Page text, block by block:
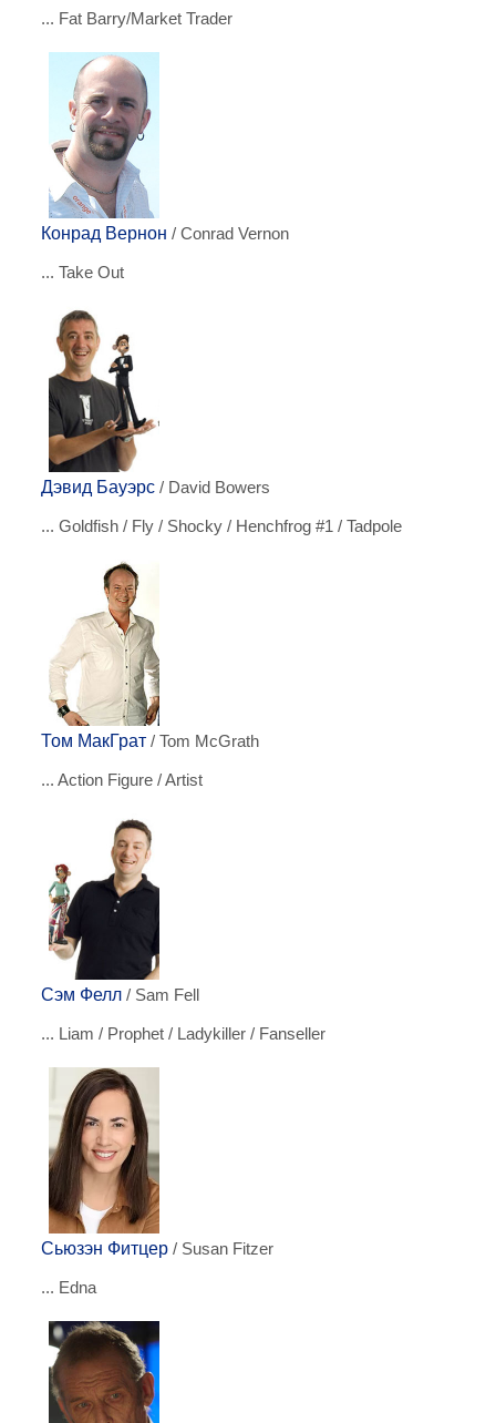
... Fat Barry/Market Trader
Конрад Вернон / Conrad Vernon
... Take Out
Дэвид Бауэрс / David Bowers
... Goldfish / Fly / Shocky / Henchfrog #1 / Tadpole
Том МакГрат / Tom McGrath
... Action Figure / Artist
Сэм Фелл / Sam Fell
... Liam / Prophet / Ladykiller / Fanseller
Сьюзэн Фитцер / Susan Fitzer
... Edna